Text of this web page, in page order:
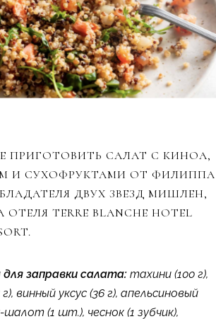
ПРИГОТОВИТЬ САЛАТ С КИНОА,
И СУХОФРУКТАМИ ОТ ФИЛИППА
ДВУХ ЗВЕЗД МИШЛЕН,
TERRE BLANCHE HOTEL
заправки салата: тахини (100 г),
винный уксус (36 г), апельсиновый
шалот (1 шт.), чеснок (1 зубчик),